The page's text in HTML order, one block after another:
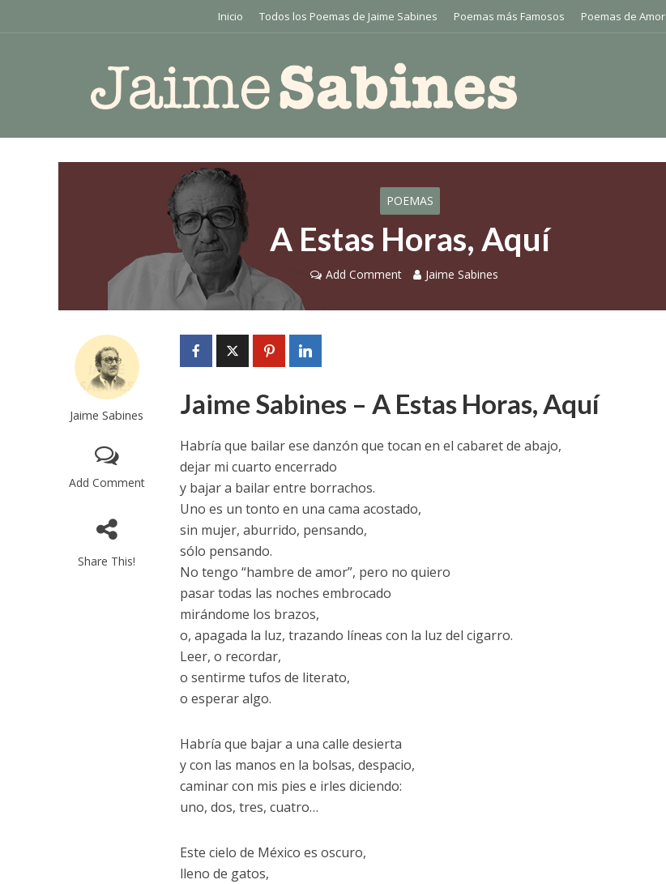
Inicio Todos los Poemas de Jaime Sabines Poemas más Famosos Poemas de Amor
POEMAS
A Estas Horas, Aquí
Add Comment Jaime Sabines
Jaime Sabines
Add Comment
Share This!
Jaime Sabines – A Estas Horas, Aquí
Habría que bailar ese danzón que tocan en el cabaret de abajo,
dejar mi cuarto encerrado
y bajar a bailar entre borrachos.
Uno es un tonto en una cama acostado,
sin mujer, aburrido, pensando,
sólo pensando.
No tengo “hambre de amor”, pero no quiero
pasar todas las noches embrocado
mirándome los brazos,
o, apagada la luz, trazando líneas con la luz del cigarro.
Leer, o recordar,
o sentirme tufos de literato,
o esperar algo.
Habría que bajar a una calle desierta
y con las manos en la bolsas, despacio,
caminar con mis pies e irles diciendo:
uno, dos, tres, cuatro…
Este cielo de México es oscuro,
lleno de gatos,